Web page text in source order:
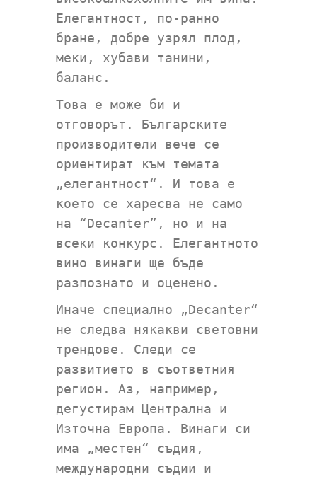
Елегантност, по-ранно
бране, добре узрял плод,
меки, хубави танини,
баланс.
Това е може би и
отговорът. Българските
производители вече се
ориентират към темата
„елегантност“. И това е
което се харесва не само
на “Decanter”, но и на
всеки конкурс. Елегантното
вино винаги ще бъде
разпознато и оценено.
Иначе специално „Decanter“
не следва някакви световни
трендове. Следи се
развитието в съответния
регион. Аз, например,
дегустирам Централна и
Източна Европа. Винаги си
има „местен“ съдия,
международни съдии и